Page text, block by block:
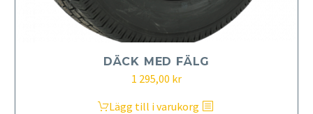
DÄCK MED FÄLG
1 295,00 kr
Lägg till i varukorg